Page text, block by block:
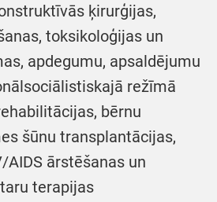
ķirurģijas,
toksikoloģijas un
apdegumu, apsaldējumu
režīmā
bērnu
šūnu transplantācijas,
AIDS ārstēšanas un
terapijas